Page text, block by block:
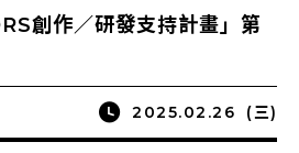
創作／研發支持計畫」第
2025.02.26 (三)